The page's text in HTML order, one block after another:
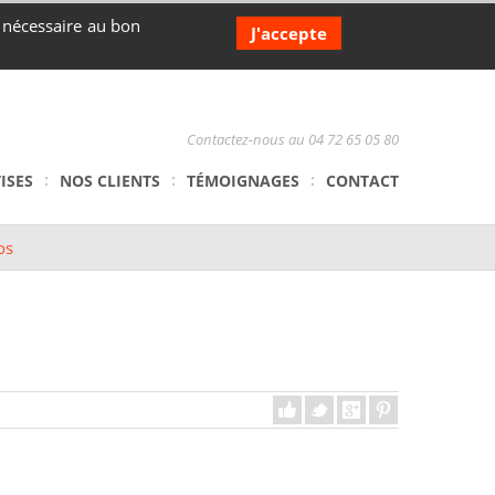
Contactez-nous au 04 72 65 05 80
NOS CLIENTS TÉMOIGNAGES CONTACT
au bon
J'accepte